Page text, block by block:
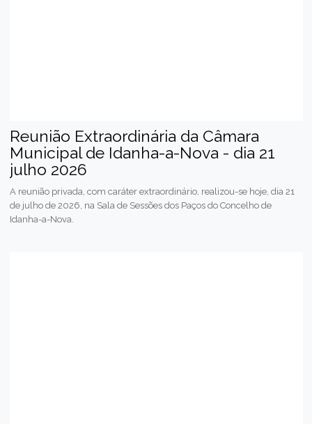
Reunião Extraordinária da Câmara
Municipal de Idanha-a-Nova - dia 21
julho 2026
A reunião privada, com caráter extraordinário, realizou-se hoje, dia 21
de julho de 2026, na Sala de Sessões dos Paços do Concelho de
Idanha-a-Nova.